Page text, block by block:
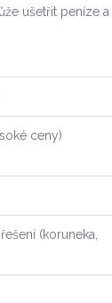
ušetřit peníze a
ceny)
(koruneka,